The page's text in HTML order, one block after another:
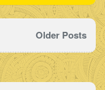
Older Posts